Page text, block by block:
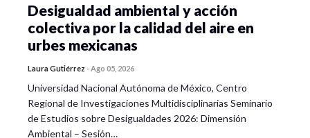
Desigualdad ambiental y acción
colectiva por la calidad del aire en
urbes mexicanas
Laura Gutiérrez - Ago 05, 2026
Universidad Nacional Autónoma de México, Centro
Regional de Investigaciones Multidisciplinarias Seminario
de Estudios sobre Desigualdades 2026: Dimensión
Ambiental – Sesión…